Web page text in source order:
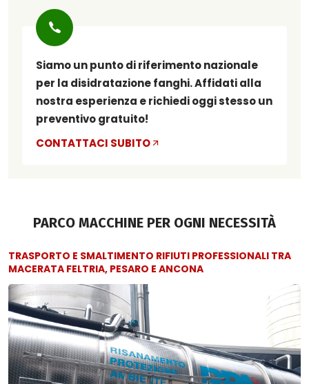
Siamo un punto di riferimento nazionale
per la disidratazione fanghi. Affidati alla
nostra esperienza e richiedi oggi stesso un
preventivo gratuito!
CONTATTACI SUBITO
PARCO MACCHINE PER OGNI NECESSITÀ
TRASPORTO E SMALTIMENTO RIFIUTI PROFESSIONALI TRA
MACERATA FELTRIA, PESARO E ANCONA